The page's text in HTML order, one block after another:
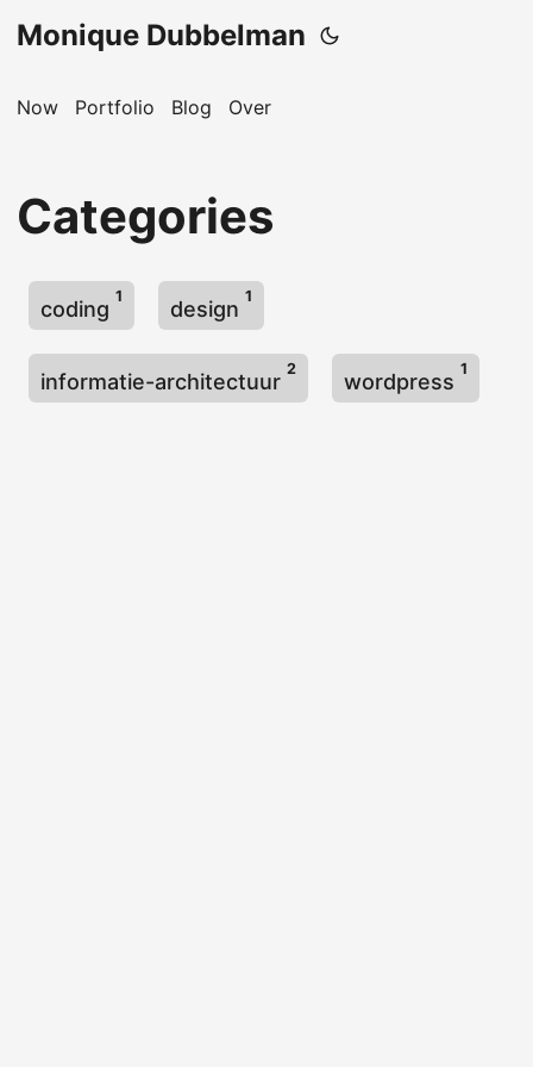
Monique Dubbelman
Now Portfolio Blog Over
Categories
coding
1
design
1
informatie-architectuur
2
wordpress
1